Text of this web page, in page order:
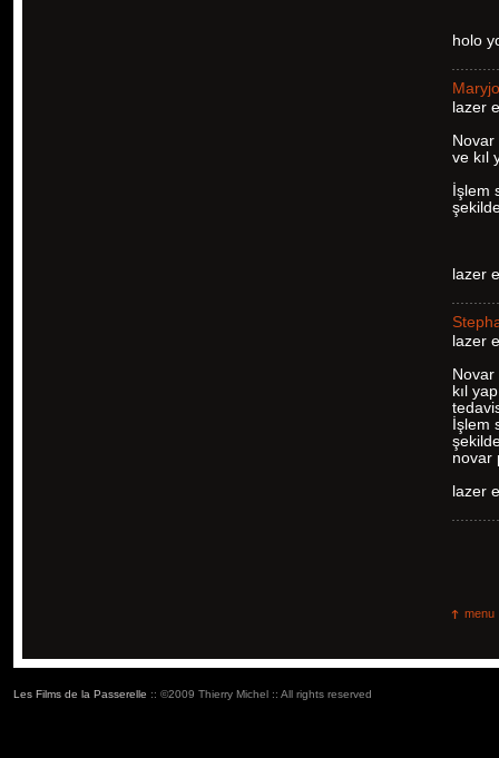
holo
Maryjo
lazer
ve kıl
İşlem
lazer
lazer
kıl
İşlem
novar
lazer
menu
Les Films de la Passerelle :: ©2009 Thierry Michel :: All rights reserved